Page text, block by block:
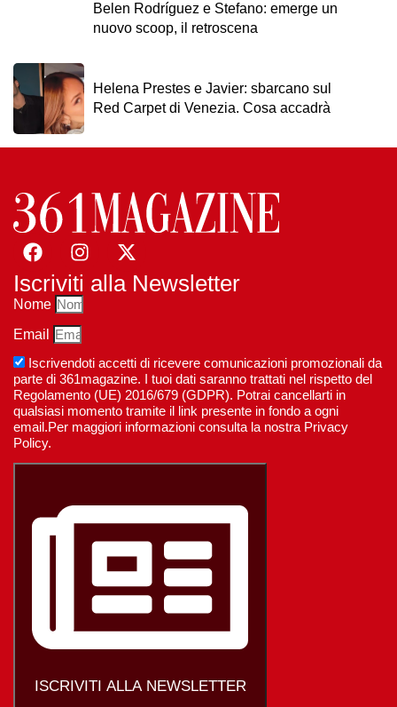
Belen Rodríguez e Stefano: emerge un
nuovo scoop, il retroscena
Helena Prestes e Javier: sbarcano sul
Red Carpet di Venezia. Cosa accadrà
Iscriviti alla Newsletter
Nome
Email
Iscrivendoti accetti di ricevere comunicazioni promozionali da
parte di 361magazine. I tuoi dati saranno trattati nel rispetto del
Regolamento (UE) 2016/679 (GDPR). Potrai cancellarti in
qualsiasi momento tramite il link presente in fondo a ogni
email.Per maggiori informazioni consulta la nostra Privacy
Policy.
ISCRIVITI ALLA NEWSLETTER